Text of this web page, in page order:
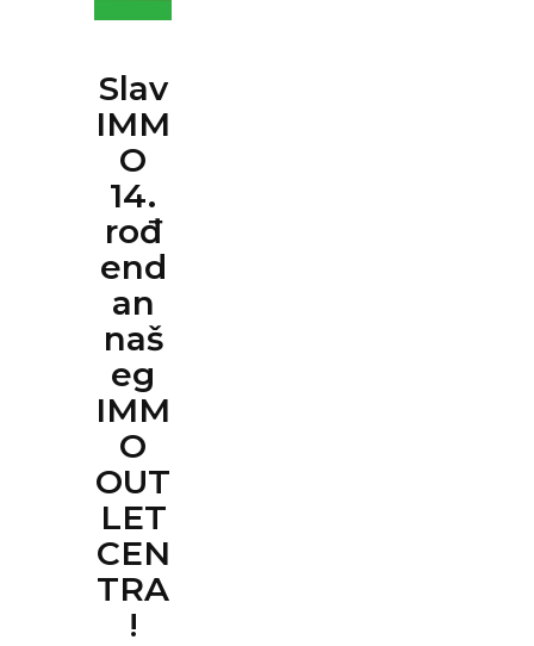
Slav
IMM
O
14.
rođ
end
an
naš
eg
IMM
O
OUT
LET
CEN
TRA
!